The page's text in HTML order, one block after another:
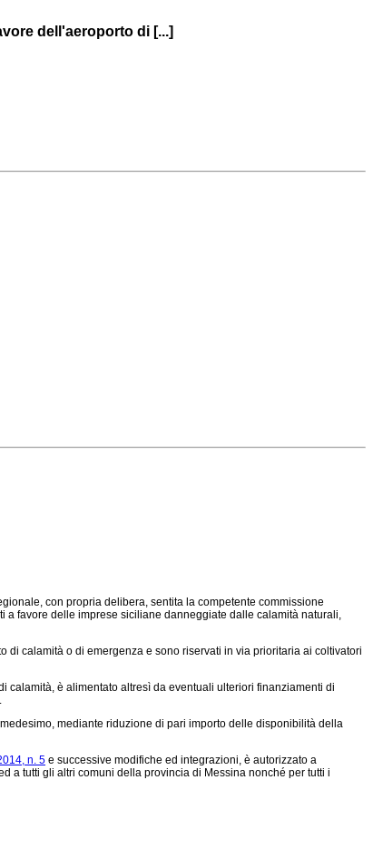
dell'aeroporto di [...]
con propria delibera, sentita la competente commissione
favore delle imprese siciliane danneggiate dalle calamità naturali,
di calamità o di emergenza e sono riservati in via prioritaria ai coltivatori
è alimentato altresì da eventuali ulteriori finanziamenti di
mediante riduzione di pari importo delle disponibilità della
n. 5 e successive modifiche ed integrazioni, è autorizzato a
a tutti gli altri comuni della provincia di Messina nonché per tutti i